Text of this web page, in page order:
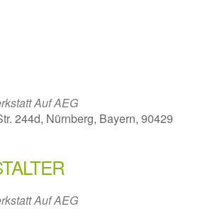
Auf AEG
244d, Nürnberg, Bayern, 90429
Auf AEG